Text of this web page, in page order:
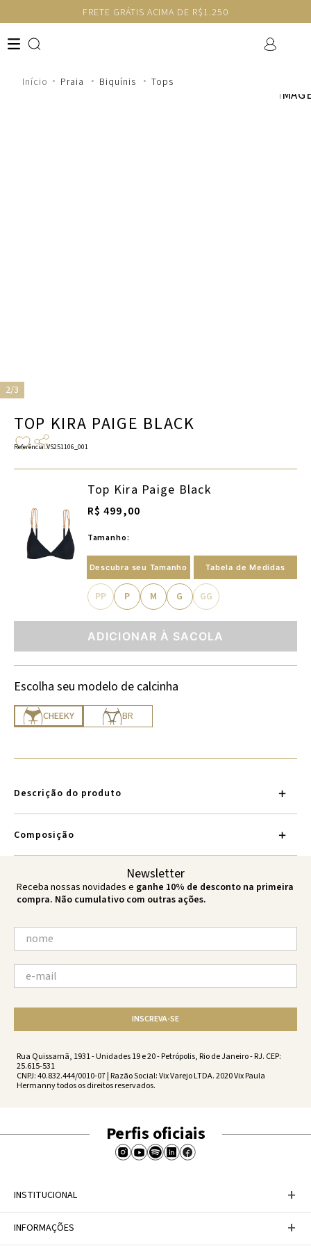
FRETE GRÁTIS ACIMA DE R$1.250
Praia Biquínis Tops
2/3
TOP KIRA PAIGE BLACK
Referência:VS251106_001
Top Kira Paige Black
R$ 499,00
Tamanho:
Descubra seu Tamanho Tabela de Medidas
PP P M G GG
ADICIONAR À SACOLA
Escolha seu modelo de calcinha
CHEEKY BR
Descrição do produto
Composição
Newsletter
Receba nossas novidades e ganhe 10% de desconto na primeira
compra. Não cumulativo com outras ações.
INSCREVA-SE
Rua Quissamã, 1931 - Unidades 19 e 20 - Petrópolis, Rio de Janeiro - RJ. CEP:
25.615-531
CNPJ: 40.832.444/0010-07 | Razão Social: Vix Varejo LTDA. 2020 Vix Paula
Hermanny todos os direitos reservados.
Perfis oficiais
INSTITUCIONAL +
A Marca
INFORMAÇÕES +